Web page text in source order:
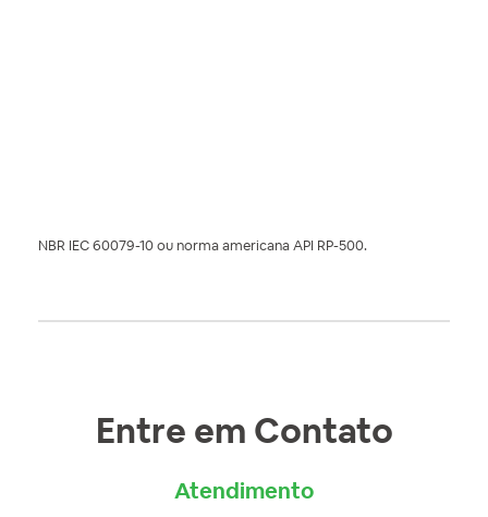
NBR IEC 60079-10 ou norma americana API RP-500.
Entre em Contato
Atendimento